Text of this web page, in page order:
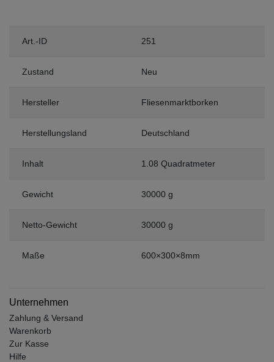
Art.-ID 251
Zustand Neu
Hersteller Fliesenmarktborken
Herstellungsland Deutschland
Inhalt 1.08 Quadratmeter
Gewicht 30000 g
Netto-Gewicht 30000 g
Maße 600×300×8mm
Unternehmen
Zahlung & Versand
Warenkorb
Zur Kasse
Hilfe